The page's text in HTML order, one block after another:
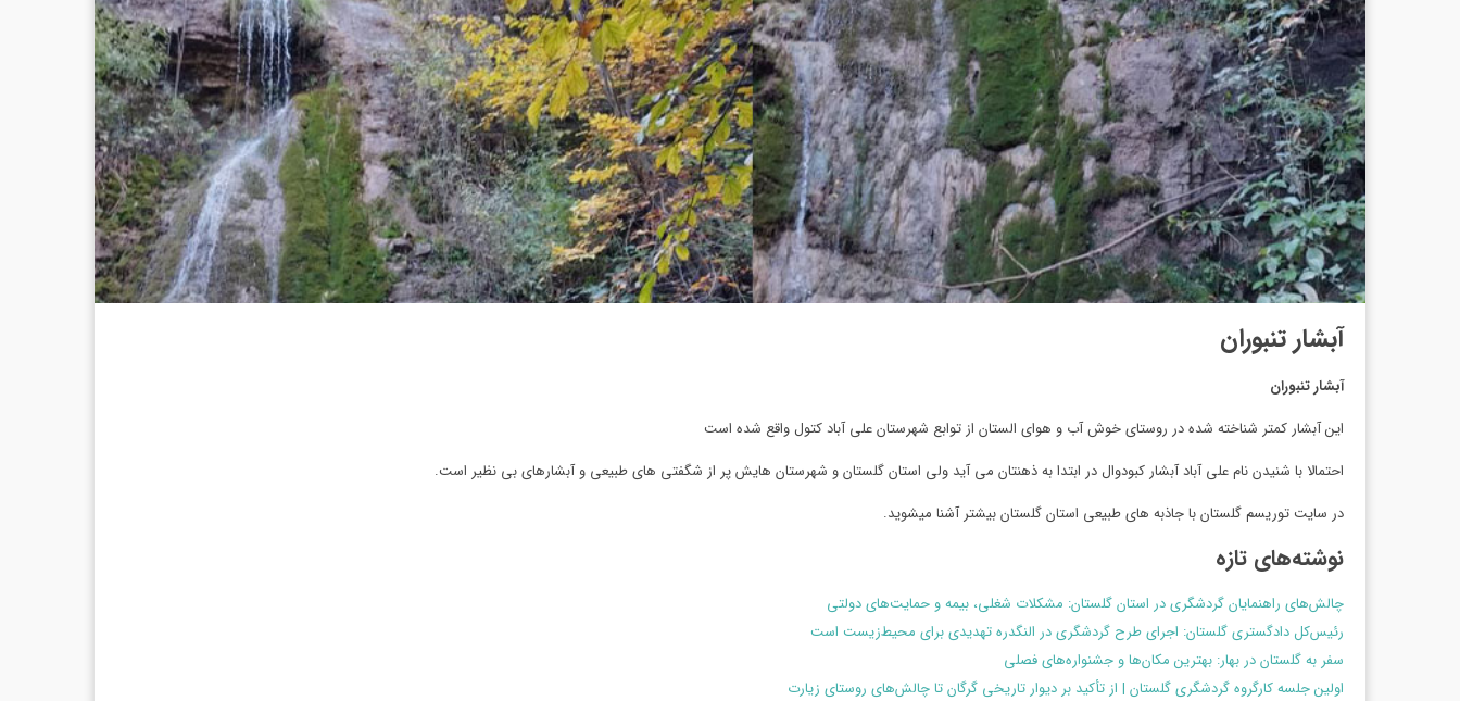
آبشار تنبوران
آبشار تنبوران
این آبشار کمتر شناخته شده در روستای خوش آب و هوای الستان از توابع شهرستان علی آباد کتول واقع شده است
احتمالا با شنیدن نام علی آباد آبشار کبودوال در ابتدا به ذهنتان می آید ولی استان گلستان و شهرستان هایش پر از شگفتی های طبیعی و آبشارهای بی نظیر است.
در سایت توریسم گلستان با جاذبه های طبیعی استان گلستان بیشتر آشنا میشوید.
نوشته‌های تازه
چالش‌های راهنمایان گردشگری در استان گلستان: مشکلات شغلی، بیمه و حمایت‌های دولتی
رئیس‌کل دادگستری گلستان: اجرای طرح گردشگری در النگدره تهدیدی برای محیط‌زیست است
سفر به گلستان در بهار: بهترین مکان‌ها و جشنواره‌های فصلی
اولین جلسه کارگروه گردشگری گلستان | از تأکید بر دیوار تاریخی گرگان تا چالش‌های روستای زیارت